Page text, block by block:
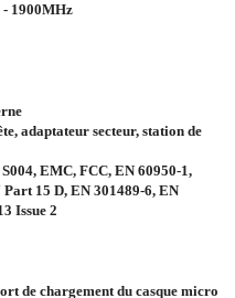
- 1900MHz
adaptateur secteur, station de
EMC, FCC, EN 60950-1,
15 D, EN 301489-6, EN
Issue 2
de chargement du casque micro